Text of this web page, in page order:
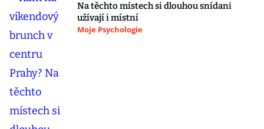
Na těchto místech si dlouhou snídani
užívají i místní
Moje Psychologie